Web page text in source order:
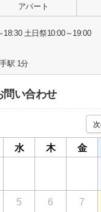
アパート
18:30 土日祭10:00～19:00
駅 1分
問い合わせ
水 木 金
5 6 7